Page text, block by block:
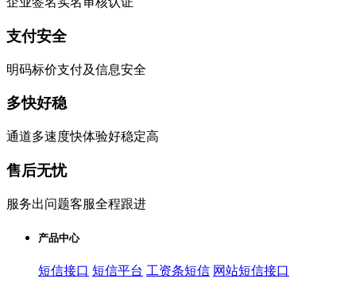
支付安全
明码标价支付及信息安全
多快好稳
通道多速度快体验好稳定高
售后无忧
服务出问题客服全程跟进
产品中心
短信接口 短信平台 工资条短信 网站短信接口